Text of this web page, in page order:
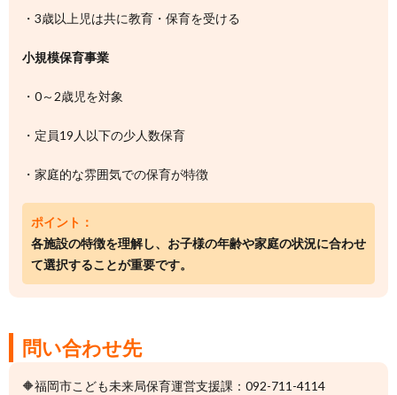
・3歳以上児は共に教育・保育を受ける
小規模保育事業
・0～2歳児を対象
・定員19人以下の少人数保育
・家庭的な雰囲気での保育が特徴
ポイント：
各施設の特徴を理解し、お子様の年齢や家庭の状況に合わせ
て選択することが重要です。
問い合わせ先
🔶福岡市こども未来局保育運営支援課：092-711-4114